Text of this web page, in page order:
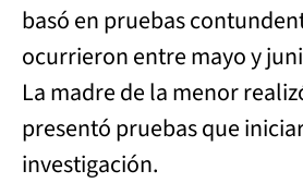
basó en pruebas
ocurrieron entre mayo y
La madre de la menor
presentó pruebas que
investigación.